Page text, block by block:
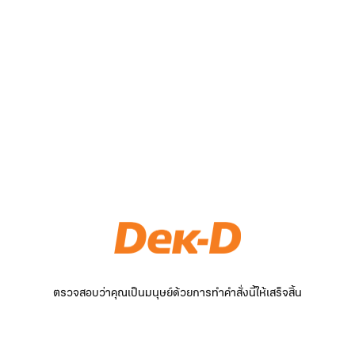
ตรวจสอบว่าคุณเป็นมนุษย์ด้วยการทำคำสั่งนี้ให้เสร็จสิ้น